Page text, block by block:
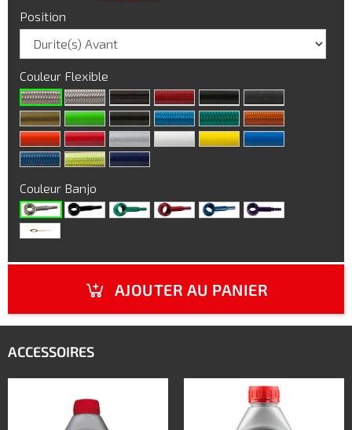
Position
Couleur Flexible
Couleur Banjo
AJOUTER AU PANIER
ACCESSOIRES